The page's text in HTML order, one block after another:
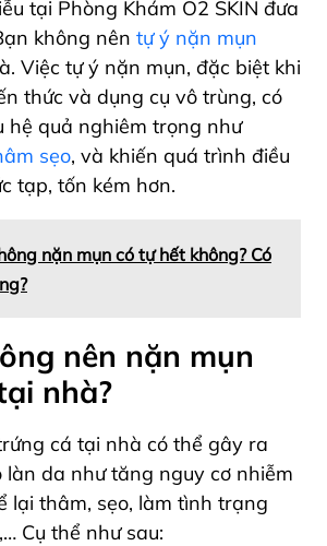
tại Phòng Khám O2 SKIN đưa
không nên tự ý nặn mụn
Việc tự ý nặn mụn, đặc biệt khi
thức và dụng cụ vô trùng, có
hệ quả nghiêm trọng như
sẹo, và khiến quá trình điều
tạp, tốn kém hơn.
nặn mụn có tự hết không? Có
nên nặn mụn
nhà?
cá tại nhà có thể gây ra
làn da như tăng nguy cơ nhiễm
lại thâm, sẹo, làm tình trạng
Cụ thể như sau: